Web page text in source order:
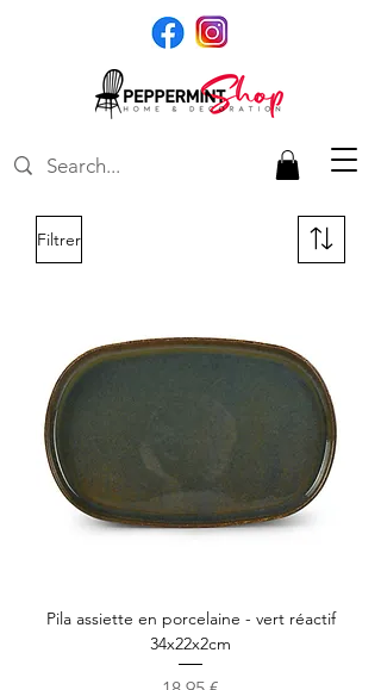
Filtrer
Pila assiette en porcelaine - vert réactif
34x22x2cm